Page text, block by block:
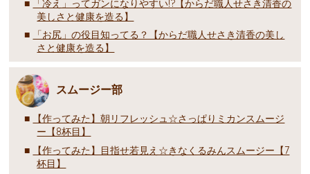
「冷え」ってガンになりやすい!?【からだ職人せさき清香の
美しさと健康を造る】
「お尻」の役目知ってる？【からだ職人せさき清香の美し
さと健康を造る】
スムージー部
【作ってみた】朝リフレッシュ☆さっぱりミカンスムージ
ー【8杯目】
【作ってみた】目指せ若見え☆きなくるみんスムージー【7
杯目】